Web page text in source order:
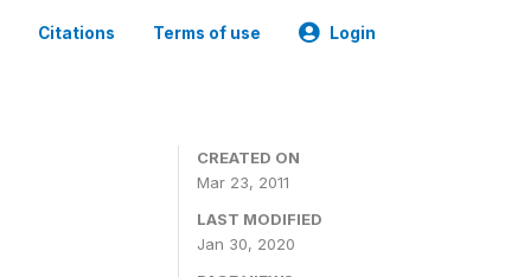
Citations Terms of use Login
CREATED ON
Mar 23, 2011
LAST MODIFIED
Jan 30, 2020